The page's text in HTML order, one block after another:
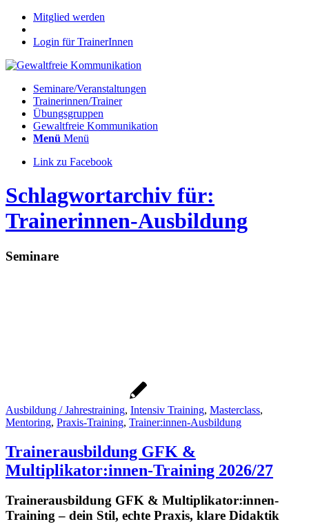
Mitglied werden
Login für TrainerInnen
Seminare/Veranstaltungen
Trainerinnen/Trainer
Übungsgruppen
Gewaltfreie Kommunikation
Menü Menü
Link zu Facebook
Schlagwortarchiv für:
Trainerinnen-Ausbildung
Seminare
Ausbildung / Jahrestraining, Intensiv Training, Masterclass,
Mentoring, Praxis-Training, Trainer:innen-Ausbildung
Trainerausbildung GFK &
Multiplikator:innen-Training 2026/27
Trainerausbildung GFK & Multiplikator:innen-
Training – dein Stil, echte Praxis, klare Didaktik